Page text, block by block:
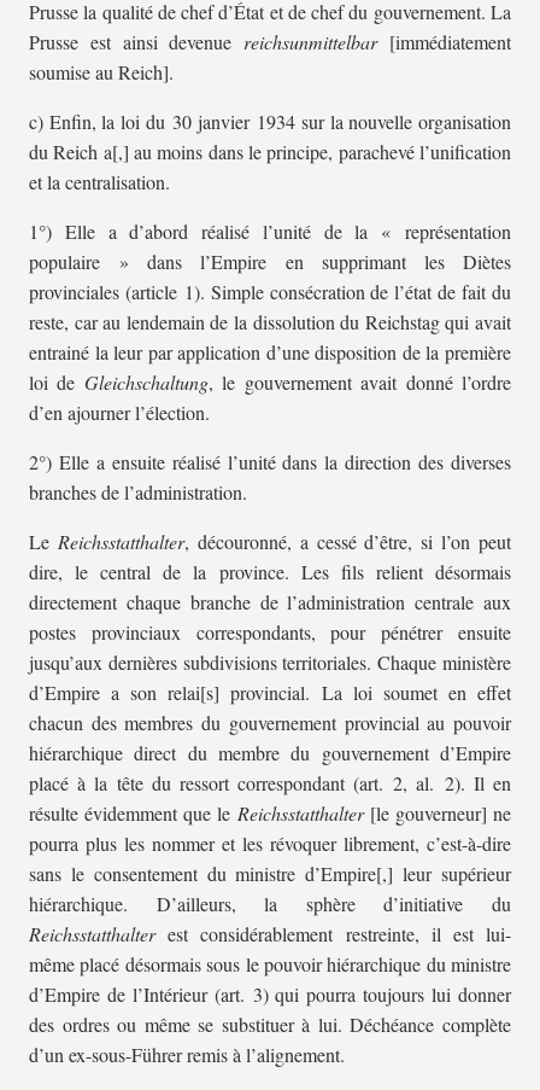
Prusse la qualité de chef d’État et de chef du gouvernement. La
Prusse est ainsi devenue reichsunmittelbar[immédiatement
soumise au Reich].
c) Enfin, la loi du 30 janvier 1934 sur la nouvelle organisation
du Reich a[,] au moins dans le principe, parachevé l’unification
et la centralisation.
1°) Elle a d’abord réalisé l’unité de la « représentation
populaire » dans l’Empire en supprimant les Diètes
provinciales (article 1). Simple consécration de l’état de fait du
reste, car au lendemain de la dissolution du Reichstag qui avait
entrainé la leur par application d’une disposition de la première
loi de Gleichschaltung, le gouvernement avait donné l’ordre
d’en ajourner l’élection.
2°) Elle a ensuite réalisé l’unité dans la direction des diverses
branches de l’administration.
Le Reichsstatthalter, découronné, a cessé d’être, si l’on peut
dire, le central de la province. Les fils relient désormais
directement chaque branche de l’administration centrale aux
postes provinciaux correspondants, pour pénétrer ensuite
jusqu’aux dernières subdivisions territoriales. Chaque ministère
d’Empire a son relai[s] provincial. La loi soumet en effet
chacun des membres du gouvernement provincial au pouvoir
hiérarchique direct du membre du gouvernement d’Empire
placé à la tête du ressort correspondant (art. 2, al. 2). Il en
résulte évidemment que le Reichsstatthalter[le gouverneur] ne
pourra plus les nommer et les révoquer librement, c’est-à-dire
sans le consentement du ministre d’Empire[,] leur supérieur
hiérarchique. D’ailleurs, la sphère d’initiative du
Reichsstatthalterest considérablement restreinte, il est lui-
même placé désormais sous le pouvoir hiérarchique du ministre
d’Empire de l’Intérieur (art. 3) qui pourra toujours lui donner
des ordres ou même se substituer à lui. Déchéance complète
d’un ex-sous-Führer remis à l’alignement.